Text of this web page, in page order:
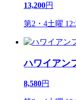
13,200円
第2・4土曜
ハワイアン
8,580円